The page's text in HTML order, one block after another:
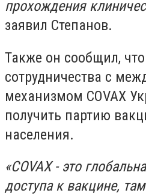
прохождения
заявил Степанов.
Также он сообщил,
сотрудничества с
механизмом COVAX
получить партию
населения.
«COVAX - это
доступа к вакцине,